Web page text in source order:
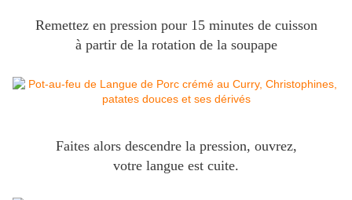
Remettez en pression pour 15 minutes de cuisson
à partir de la rotation de la soupape
Faites alors descendre la pression, ouvrez,
votre langue est cuite.